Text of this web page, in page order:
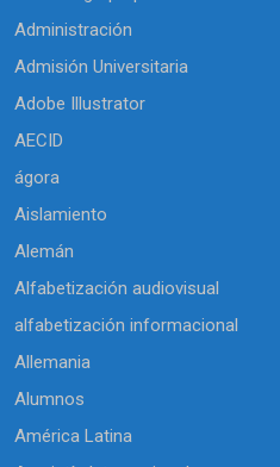
Administración
Admisión Universitaria
Adobe Illustrator
AECID
ágora
Aislamiento
Alemán
Alfabetización audiovisual
alfabetización informacional
Allemania
Alumnos
América Latina